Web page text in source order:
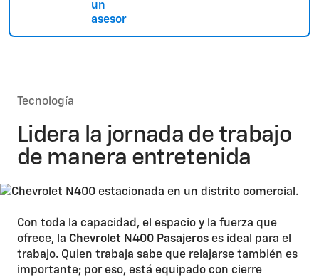
Tecnología
Lidera la jornada de trabajo
de manera entretenida
Con toda la capacidad, el espacio y la fuerza que
ofrece, la Chevrolet N400 Pasajeros es ideal para el
trabajo. Quien trabaja sabe que relajarse también es
importante; por eso, está equipado con cierre